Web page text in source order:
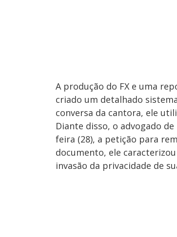
A produção do FX e uma
criado um detalhado
conversa da cantora, ele
Diante disso, o advogado
feira (28), a petição para
documento, ele
invasão da privacidade de